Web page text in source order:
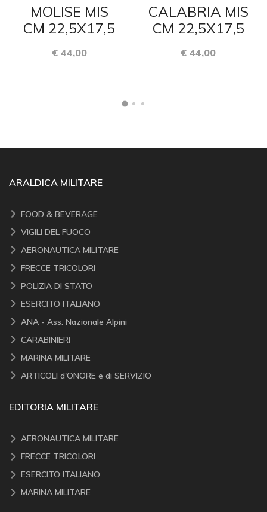
MOLISE MIS
CM 22,5X17,5
€ 44,00
CALABRIA MIS
CM 22,5X17,5
€ 44,00
ARALDICA MILITARE
FOOD & BEVERAGE
VIGILI DEL FUOCO
AERONAUTICA MILITARE
FRECCE TRICOLORI
POLIZIA DI STATO
ESERCITO ITALIANO
ANA - Ass. Nazionale Alpini
CARABINIERI
MARINA MILITARE
ARTICOLI d'ONORE e di SERVIZIO
EDITORIA MILITARE
AERONAUTICA MILITARE
FRECCE TRICOLORI
ESERCITO ITALIANO
MARINA MILITARE